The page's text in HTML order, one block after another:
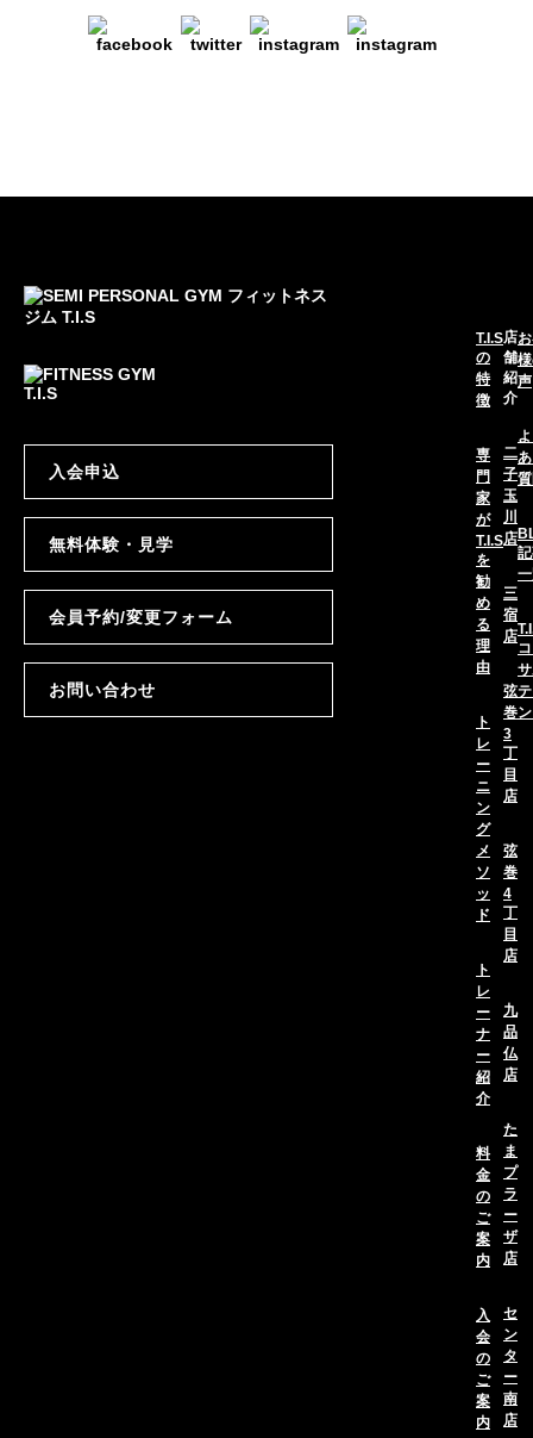
入会申込
無料体験・見学
会員予約/変更フォーム
お問い合わせ
T.I.S
の
特
徴
専
門
家
が
T.I.S
を
勧
め
る
理
由
ト
レ
ー
ニ
ン
グ
メ
ソ
ッ
ド
ト
レ
ー
ナ
ー
紹
介
料
金
の
ご
案
内
入
会
の
ご
案
内
店
舗
紹
介
二
子
玉
川
店
三
宿
店
弦
巻
3
丁
目
店
弦
巻
4
丁
目
店
九
品
仏
店
た
ま
プ
ラ
ー
ザ
店
セ
ン
タ
ー
南
店
声